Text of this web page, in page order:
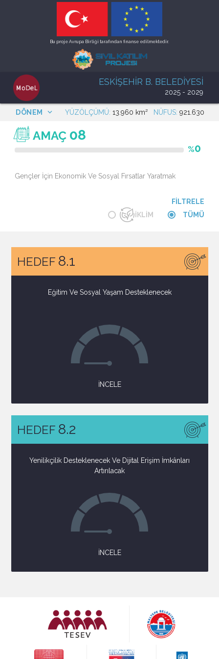
Bu proje Avrupa Birliği tarafından finanse edilmektedir.
ESKİŞEHİR B. BELEDİYESİ
2025 - 2029
keyboard_arrow_down
DÖNEM YÜZÖLÇÜMÜ: 13.960 km² NÜFUS: 921.630
AMAÇ 08
%0
Gençler İçin Ekonomik Ve Sosyal Fırsatlar Yaratmak
FİLTRELE
İKLİM
TÜMÜ
HEDEF 8.1
Eğitim Ve Sosyal Yaşam Desteklenecek
İNCELE
HEDEF 8.2
Yenilikçilik Desteklenecek Ve Dijital Erişim İmkânları
Artırılacak
İNCELE